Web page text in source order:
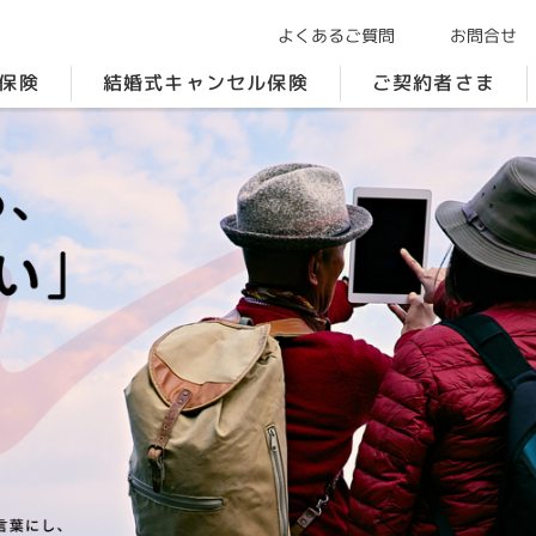
よくあるご質問 お問合せ
険 結婚式キャンセル保険 ご契約者さま